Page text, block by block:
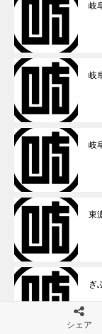
岐
岐
岐
東
ぎ
シェア